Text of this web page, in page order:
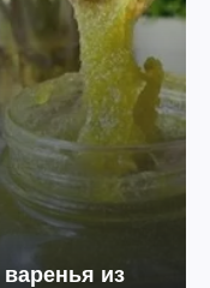
варенья из